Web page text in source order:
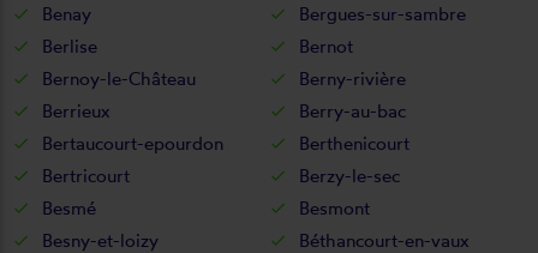
Benay
Bergues-sur-sambre
Berlise
Bernot
Bernoy-le-Château
Berny-rivière
Berrieux
Berry-au-bac
Bertaucourt-epourdon
Berthenicourt
Bertricourt
Berzy-le-sec
Besmé
Besmont
Besny-et-loizy
Béthancourt-en-vaux